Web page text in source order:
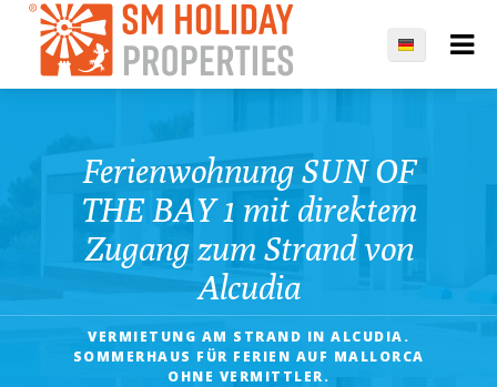
Ferienwohnung SUN OF
THE BAY 1 mit direktem
Zugang zum Strand von
Alcudia
VERMIETUNG AM STRAND IN ALCUDIA.
SOMMERHAUS FÜR FERIEN AUF MALLORCA
OHNE VERMITTLER.